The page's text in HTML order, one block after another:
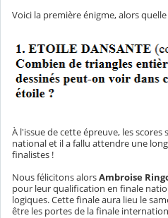
Voici la première énigme, alors
À l'issue de cette épreuve, les
national et il a fallu attendre une
finalistes !
Nous félicitons alorsAmbroise
pour leur qualification en finale
logiques. Cette finale aura lieu le
être les portes de la finale